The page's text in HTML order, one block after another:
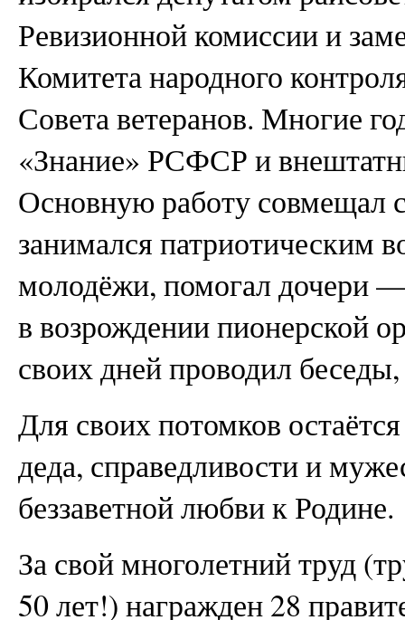
Ревизионной комиссии и
Комитета народного
Совета ветеранов. Многие
«Знание» РСФСР и
Основную работу совмещал
занимался патриотическим
молодёжи, помогал дочери
в возрождении пионерской
своих дней проводил
Для своих потомков
деда, справедливости и
беззаветной любви к Родине.
За свой многолетний труд
50 лет!) награжден 28